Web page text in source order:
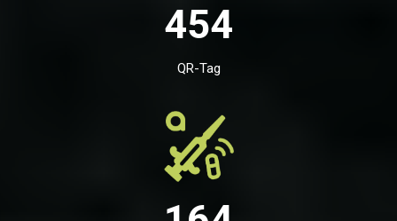
454
QR-Tag